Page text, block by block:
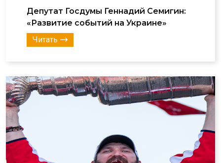
Депутат Госдумы Геннадий Семигин:
«Развитие событий на Украине»
Читать